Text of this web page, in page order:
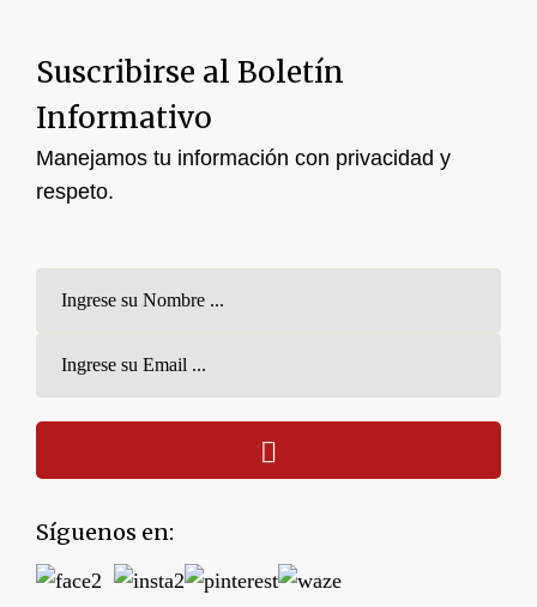
Suscribirse al Boletín
Informativo
Manejamos tu información con privacidad y
respeto.
Síguenos en: